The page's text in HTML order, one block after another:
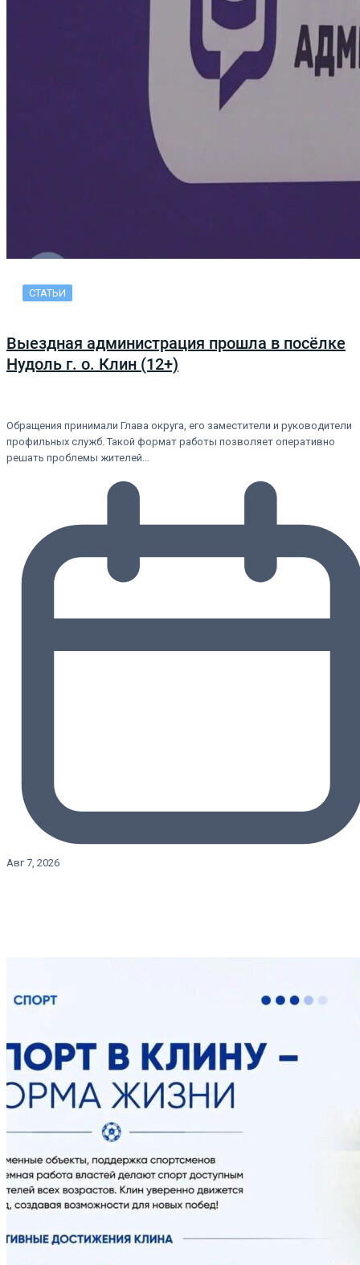
СТАТЬИ
Выездная администрация прошла в посёлке
Нудоль г. о. Клин (12+)
Обращения принимали Глава округа, его заместители и руководители
профильных служб. Такой формат работы позволяет оперативно
решать проблемы жителей…
Авг 7, 2026